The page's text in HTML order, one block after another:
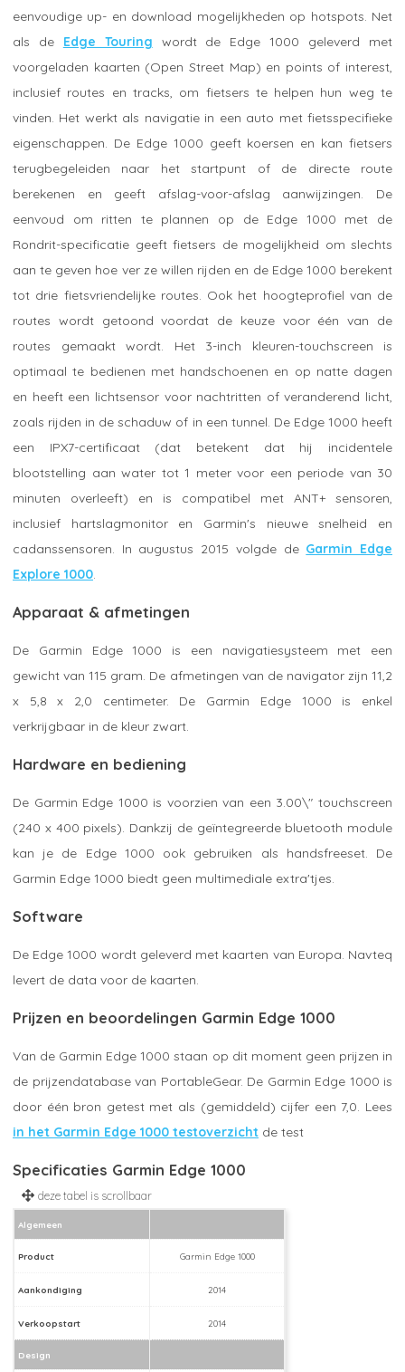
eenvoudige up- en download mogelijkheden op hotspots. Net
als de Edge Touring wordt de Edge 1000 geleverd met
voorgeladen kaarten (Open Street Map) en points of interest,
inclusief routes en tracks, om fietsers te helpen hun weg te
vinden. Het werkt als navigatie in een auto met fietsspecifieke
eigenschappen. De Edge 1000 geeft koersen en kan fietsers
terugbegeleiden naar het startpunt of de directe route
berekenen en geeft afslag-voor-afslag aanwijzingen. De
eenvoud om ritten te plannen op de Edge 1000 met de
Rondrit-specificatie geeft fietsers de mogelijkheid om slechts
aan te geven hoe ver ze willen rijden en de Edge 1000 berekent
tot drie fietsvriendelijke routes. Ook het hoogteprofiel van de
routes wordt getoond voordat de keuze voor één van de
routes gemaakt wordt. Het 3-inch kleuren-touchscreen is
optimaal te bedienen met handschoenen en op natte dagen
en heeft een lichtsensor voor nachtritten of veranderend licht,
zoals rijden in de schaduw of in een tunnel. De Edge 1000 heeft
een IPX7-certificaat (dat betekent dat hij incidentele
blootstelling aan water tot 1 meter voor een periode van 30
minuten overleeft) en is compatibel met ANT+ sensoren,
inclusief hartslagmonitor en Garmin's nieuwe snelheid en
cadanssensoren. In augustus 2015 volgde de Garmin Edge
Explore 1000
Apparaat & afmetingen
De Garmin Edge 1000 is een navigatiesysteem met een
gewicht van 115 gram. De afmetingen van de navigator zijn 11,2
x 5,8 x 2,0 centimeter. De Garmin Edge 1000 is enkel
verkrijgbaar in de kleur zwart.
Hardware en bediening
De Garmin Edge 1000 is voorzien van een 3.00\" touchscreen
(240 x 400 pixels). Dankzij de geïntegreerde bluetooth module
kan je de Edge 1000 ook gebruiken als handsfreeset. De
Garmin Edge 1000 biedt geen multimediale extra'tjes.
Software
De Edge 1000 wordt geleverd met kaarten van Europa. Navteq
levert de data voor de kaarten.
Prijzen en beoordelingen Garmin Edge 1000
Van de Garmin Edge 1000 staan op dit moment geen prijzen in
de prijzendatabase van PortableGear. De Garmin Edge 1000 is
door één bron getest met als (gemiddeld) cijfer een 7,0. Lees
in het Garmin Edge 1000 testoverzicht de test
Specificaties Garmin Edge 1000
Algemeen
Product Garmin Edge 1000
Aankondiging 2014
Verkoopstart 2014
Design